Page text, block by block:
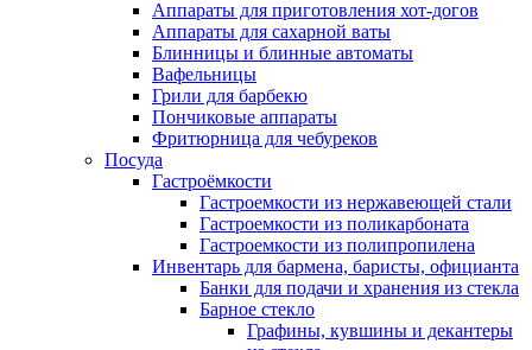
Аппараты для приготовления хот-догов
Аппараты для сахарной ваты
Блинницы и блинные автоматы
Вафельницы
Грили для барбекю
Пончиковые аппараты
Фритюрница для чебуреков
Посуда
Гастроёмкости
Гастроемкости из нержавеющей стали
Гастроемкости из поликарбоната
Гастроемкости из полипропилена
Инвентарь для бармена, баристы, официанта
Банки для подачи и хранения из стекла
Барное стекло
Графины, кувшины и декантеры